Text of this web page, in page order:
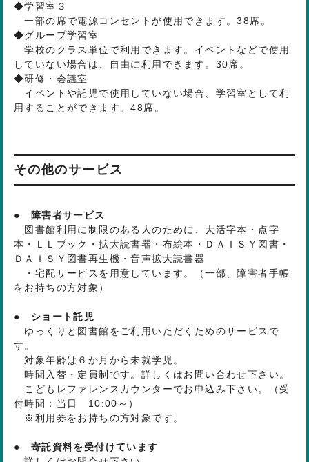
◆学習室３
一部の席で電源コンセントが使用できます。38席。
◆グループ学習室
学校のクラス単位で利用できます。イベントなどで使用
していない場合は、自由に利用できます。30席。
◆研修・会議室
イベントや託児で使用していない場合、学習室として利
用することができます。48席。
その他のサービス
● 障害者サービス
図書館利用に制限のある人のために、大活字本・点字
本・ＬＬブック・拡大読書器・布絵本・ＤＡＩＳＹ図書・
ＤＡＩＳＹ図書再生機・音声拡大読書器
・宅配サービスを用意しています。（一部、障害者手帳
をお持ちの方対象）
● ショート託児
ゆっくりと図書館をご利用いただくためのサービスで
す。
対象年齢は６か月から未就学児。
時間入替・定員制です。詳しくはお問い合わせ下さい。
こどもレファレンスカウンターでお申込み下さい。（受
付時間：当日 10:00～）
※利用券をお持ちの方対象です。
● 寄託資料を受付けています